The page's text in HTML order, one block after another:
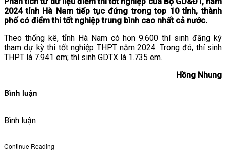
2024 tỉnh Hà Nam tiếp tục đứng trong top 10 tỉnh, thành
phố có điểm thi tốt nghiệp trung bình cao nhất cả nước.
Theo thống kê, tỉnh Hà Nam có hơn 9.600 thí sinh đăng ký
tham dự kỳ thi tốt nghiệp THPT năm 2024. Trong đó, thí sinh
THPT là 7.941 em; thí sinh GDTX là 1.735 em.
Hồng Nhung
Bình luận
Bình luận
Continue Reading